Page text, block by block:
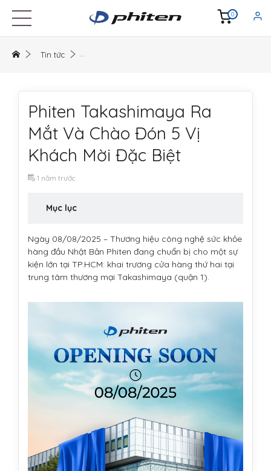
0
Tin tức
Phiten Takashimaya Ra
Mắt Và Chào Đón 5 Vị
Khách Mời Đặc Biệt
1 năm trước
Mục lục
Ngày 08/08/2025 – Thương hiệu công nghệ sức khỏe
hàng đầu Nhật Bản Phiten đang chuẩn bị cho một sự
kiện lớn tại TP.HCM: khai trương cửa hàng thứ hai tại
trung tâm thương mại Takashimaya (quận 1).